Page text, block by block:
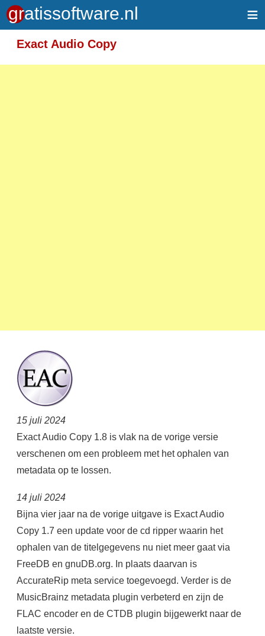
≡
Exact Audio Copy
15 juli 2024
Exact Audio Copy 1.8 is vlak na de vorige versie
verschenen om een probleem met het ophalen van
metadata op te lossen.
14 juli 2024
Bijna vier jaar na de vorige uitgave is Exact Audio
Copy 1.7 een update voor de cd ripper waarin het
ophalen van de titelgegevens nu niet meer gaat via
FreeDB en gnuDB.org. In plaats daarvan is
AccurateRip meta service toegevoegd. Verder is de
MusicBrainz metadata plugin verbeterd en zijn de
FLAC encoder en de CTDB plugin bijgewerkt naar de
laatste versie.